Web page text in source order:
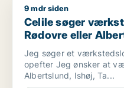
Celile søger værksted til
9 mdr siden
Celile søger
Rødovre eller
Jeg søger et
opefter Jeg ønsker at
Albertslund, Ishøj, Ta...